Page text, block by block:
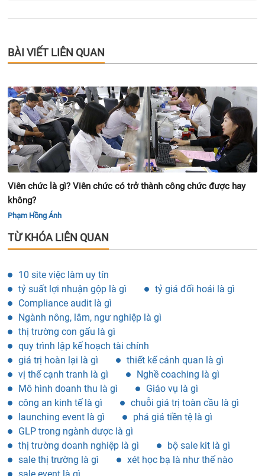
BÀI VIẾT LIÊN QUAN
Viên chức là gì? Viên chức có trở thành công chức được hay
không?
Phạm Hồng Ánh
TỪ KHÓA LIÊN QUAN
10 site việc làm uy tín
tỷ suất lợi nhuận gộp là gì
tỷ giá đối hoái là gì
Compliance audit là gì
Ngành nông, lâm, ngư nghiệp là gì
thị trường con gấu là gì
quy trình lập kế hoạch tài chính
giá trị hoàn lại là gì
thiết kế cảnh quan là gì
vị thế cạnh tranh là gì
Nghề coaching là gì
Mô hình doanh thu là gì
Giáo vụ là gì
công an kinh tế là gì
chuỗi giá trị toàn cầu là gì
launching event là gì
phá giá tiền tệ là gì
GLP trong ngành dược là gì
thị trường doanh nghiệp là gì
bộ sale kit là gì
sale thị trường là gì
xét học bạ là như thế nào